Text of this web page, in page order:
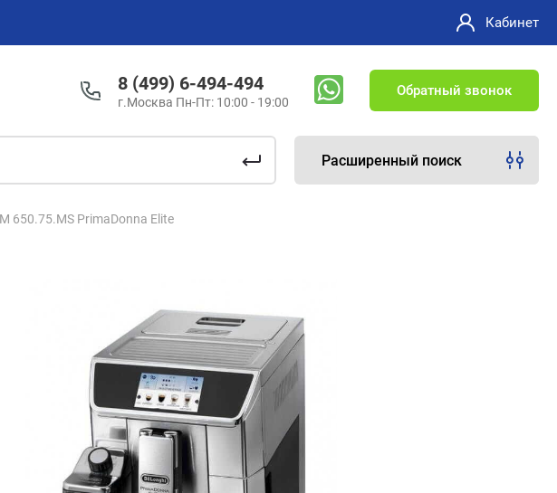
Кабинет
8 (499) 6-494-494
г.Москва Пн-Пт: 10:00 - 19:00
Обратный звонок
Расширенный поиск
650.75.MS PrimaDonna Elite